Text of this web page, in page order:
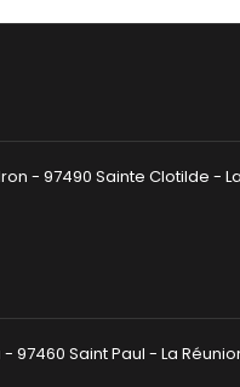
- 97490 Sainte Clotilde -
97460 Saint Paul - La